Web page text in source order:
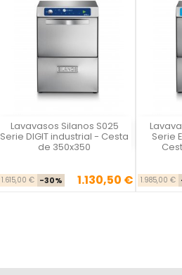
Lavavasos Silanos S025
Serie DIGIT industrial - Cesta
de 350x350
Precio base
1.615,00 € -30% Precio
1.130,50 €

Vista rápida Serie
1.985,00 €